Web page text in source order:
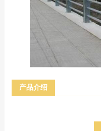
产品介绍